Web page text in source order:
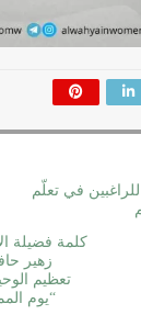
في تعلّم
كلمة فضيلة
زهير
تعظيم
“يوم